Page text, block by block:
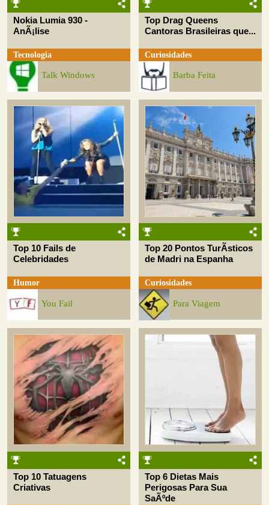
Nokia Lumia 930 -
AnÃ¡lise
Tecnologia
Talk Windows
Top Drag Queens
Cantoras Brasileiras que...
Curiosidades
Barba Feita
Top 10 Fails de
Celebridades
Humor
You Fail
Top 20 Pontos TurÃ­sticos
de Madri na Espanha
Curiosidades
Para Viagem
Top 10 Tatuagens
Criativas
Top 6 Dietas Mais
Perigosas Para Sua
SaÃºde